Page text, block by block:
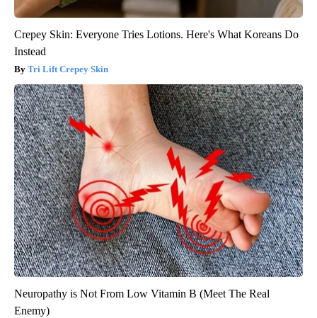
Crepey Skin: Everyone Tries Lotions. Here's What Koreans Do
Instead
Tri Lift Crepey Skin
Neuropathy is Not From Low Vitamin B (Meet The Real
Enemy)